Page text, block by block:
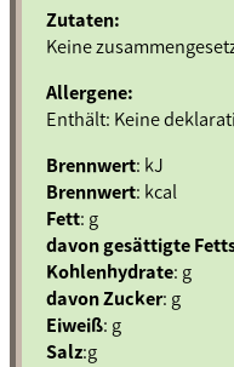
Zutaten:
Keine
Allergene:
Enthält: Keine
Brennwert: kJ
Brennwert: kcal
Fett: g
davon gesättigte
Kohlenhydrate: g
davon Zucker: g
Eiweiß: g
Salz:g